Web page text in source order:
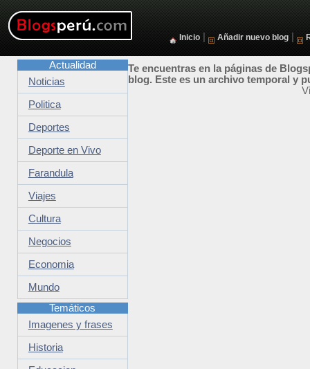
Inicio Añadir nuevo blog
Te encuentras en la páginas de
blog. Este es un archivo temporal y
Actualidad
Noticias
Politica
Deportes
Deporte en Vivo
Farandula
Viajes
Cultura
Negocios
Economia
Mundo
Temáticos
Imagenes y frases
Historia